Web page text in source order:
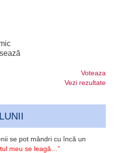
Voteaza
Vezi rezultate
se pot mândri cu încă un
meu se leagă…”